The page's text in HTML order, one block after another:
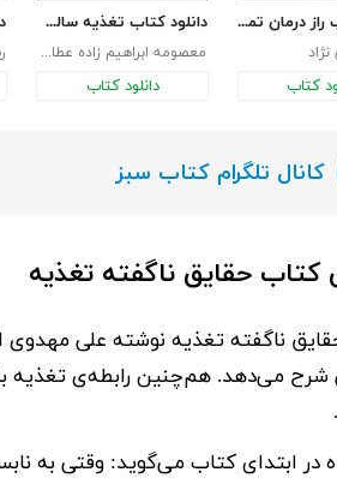
دانلود کتاب راز درمان تمام بیماری های من
کتاب
دانلود کتاب تغذیه سالم گیاهی در 21 روز
معصومه ابراهیم زاده عطاری
دانلود کتاب
کانال تلگرام کتاب سبز
کتاب حقایق ناگفته تغذیه
ناگفته تغذیه نوشته علی مهدوی
شرح می‌دهد. هم‌چنین رابطه‌ی تغذیه
در ابتدای کتاب می‌گوید: وقتی به